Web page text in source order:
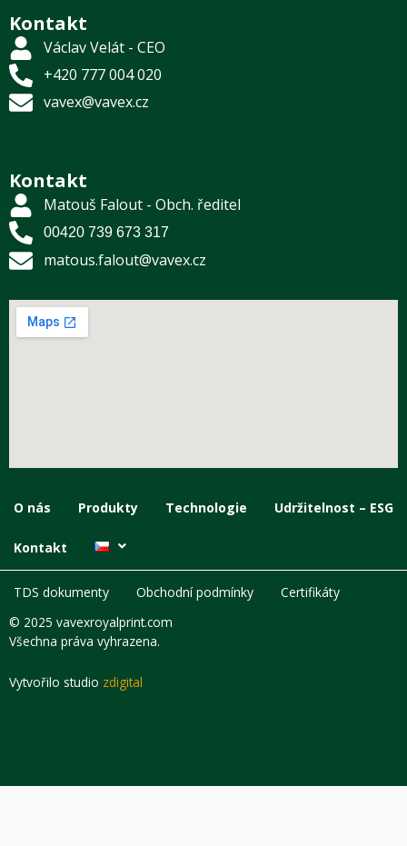
Kontakt
Václav Velát - CEO
+420 777 004 020
vavex@vavex.cz
Kontakt
Matouš Falout - Obch. ředitel
00420 739 673 317
matous.falout@vavex.cz
O nás Produkty Technologie Udržitelnost – ESG
Kontakt
TDS dokumenty Obchodní podmínky
Certifikáty
© 2025 vavexroyalprint.com
Všechna práva vyhrazena.
Vytvořilo studio zdigital